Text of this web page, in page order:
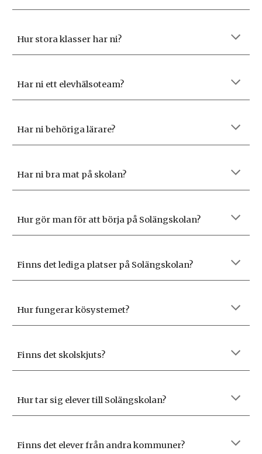
Hur stora klasser har ni?
Har ni ett elevhälsoteam?
Har ni behöriga lärare?
Har ni bra mat på skolan?
Hur gör man för att börja på Solängskolan?
Finns det lediga platser på Solängskolan?
Hur fungerar kösystemet?
Finns det skolskjuts?
Hur tar sig elever till Solängskolan?
Finns det elever från andra kommuner?